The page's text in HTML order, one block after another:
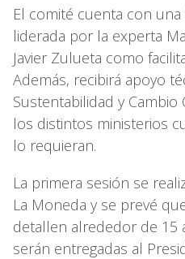
El comité cuenta con una
liderada por la experta
Javier Zulueta como
Además, recibirá apoyo
Sustentabilidad y Cambio
los distintos ministerios
lo requieran.
La primera sesión se
La Moneda y se prevé
detallen alrededor de 15
serán entregadas al